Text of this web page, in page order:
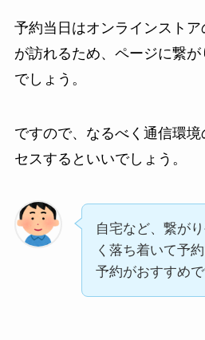
予約当日はオンラインスト
が訪れるため、ページに繋
でしょう。
ですので、なるべく通信環
セスするといいでしょう。
自宅など、繋が
く落ち着いて予
予約がおすすめで